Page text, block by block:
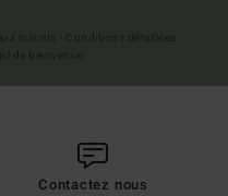
Contactez nous